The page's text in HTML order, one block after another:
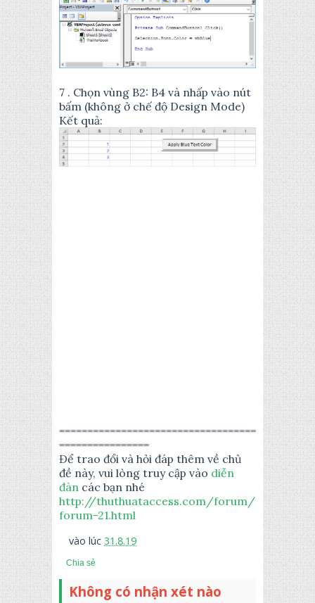
7 . Chọn vùng B2: B4 và nhấp vào nút
bấm (không ở chế độ Design Mode)
Kết quả:
===================================
================
Để trao đổi và hỏi đáp thêm về chủ
đề này, vui lòng truy cập vào diễn
đàn các bạn nhé
http://thuthuataccess.com/forum/
forum-21.html
vào lúc31.8.19
Chia sẻ
Không có nhận xét nào